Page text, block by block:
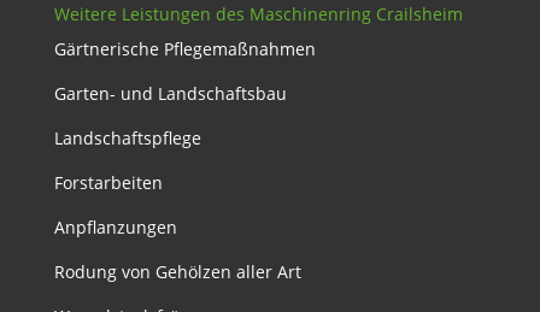
Weitere Leistungen des Maschinenring Crailsheim
Gärtnerische Pflegemaßnahmen
Garten- und Landschaftsbau
Landschaftspflege
Forstarbeiten
Anpflanzungen
Rodung von Gehölzen aller Art